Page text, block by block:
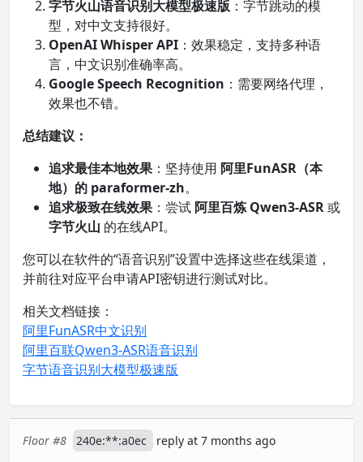
字节火山语音识别大模型极速版 ：字节跳动的模
型，对中文支持很好。
OpenAI Whisper API ：效果稳定，支持多种语
言，中文识别准确率高。
Google Speech Recognition ：需要网络代理，
效果也不错。
总结建议：
追求最佳本地效果 ：坚持使用 阿里FunASR（本
地）的 paraformer-zh。
追求极致在线效果 ：尝试 阿里百炼 Qwen3-ASR或
字节火山 的在线API。
您可以在软件的“语音识别”设置中选择这些在线渠道，
并前往对应平台申请API密钥进行测试对比。
相关文档链接：
阿里FunASR中文识别
阿里百联Qwen3-ASR语音识别
字节语音识别大模型极速版
Floor #8 240e:**:a0ec reply at 7 months ago